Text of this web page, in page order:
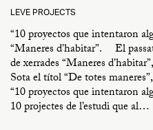
LEVE PROJECTS
“10 proyectos que intentaron
“Maneres d’habitar”. El
de xerrades “Maneres
Sota el títol “De totes
“10 proyectos que intentaron
10 projectes de l’estudi que al…